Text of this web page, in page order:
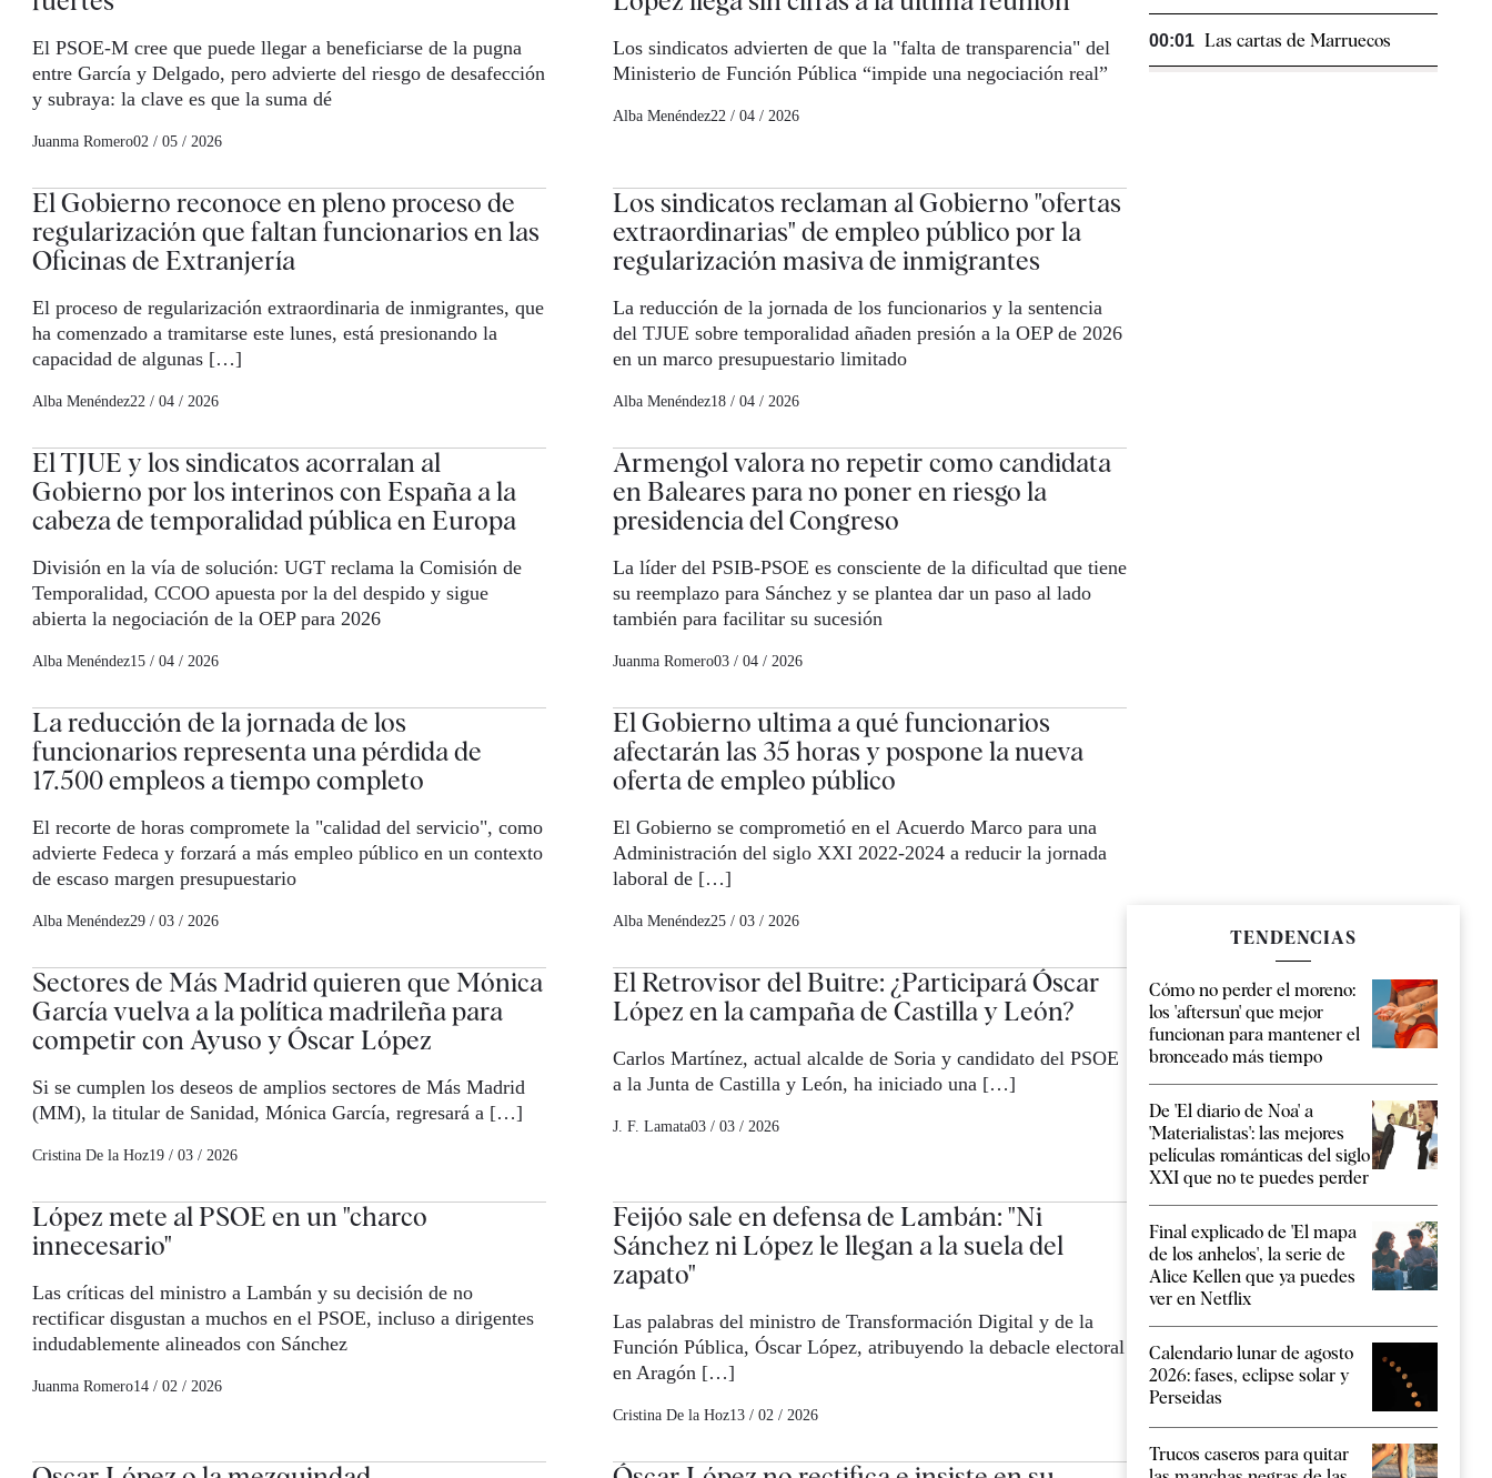
El PSOE-M cree que puede llegar a beneficiarse de la pugna
entre García y Delgado, pero advierte del riesgo de desafección
y subraya: la clave es que la suma dé
Juanma Romero02 / 05 / 2026
Los sindicatos advierten de que la "falta de transparencia" del
Ministerio de Función Pública “impide una negociación real”
Alba Menéndez22 / 04 / 2026
El Gobierno reconoce en pleno proceso de
regularización que faltan funcionarios en las
Oficinas de Extranjería
El proceso de regularización extraordinaria de inmigrantes, que
ha comenzado a tramitarse este lunes, está presionando la
capacidad de algunas […]
Alba Menéndez22 / 04 / 2026
Los sindicatos reclaman al Gobierno "ofertas
extraordinarias" de empleo público por la
regularización masiva de inmigrantes
La reducción de la jornada de los funcionarios y la sentencia
del TJUE sobre temporalidad añaden presión a la OEP de 2026
en un marco presupuestario limitado
Alba Menéndez18 / 04 / 2026
El TJUE y los sindicatos acorralan al
Gobierno por los interinos con España a la
cabeza de temporalidad pública en Europa
División en la vía de solución: UGT reclama la Comisión de
Temporalidad, CCOO apuesta por la del despido y sigue
abierta la negociación de la OEP para 2026
Alba Menéndez15 / 04 / 2026
Armengol valora no repetir como candidata
en Baleares para no poner en riesgo la
presidencia del Congreso
La líder del PSIB-PSOE es consciente de la dificultad que tiene
su reemplazo para Sánchez y se plantea dar un paso al lado
también para facilitar su sucesión
Juanma Romero03 / 04 / 2026
La reducción de la jornada de los
funcionarios representa una pérdida de
17.500 empleos a tiempo completo
El recorte de horas compromete la "calidad del servicio", como
advierte Fedeca y forzará a más empleo público en un contexto
de escaso margen presupuestario
Alba Menéndez29 / 03 / 2026
El Gobierno ultima a qué funcionarios
afectarán las 35 horas y pospone la nueva
oferta de empleo público
El Gobierno se comprometió en el Acuerdo Marco para una
Administración del siglo XXI 2022-2024 a reducir la jornada
laboral de […]
Alba Menéndez25 / 03 / 2026
Sectores de Más Madrid quieren que Mónica
García vuelva a la política madrileña para
competir con Ayuso y Óscar López
Si se cumplen los deseos de amplios sectores de Más Madrid
(MM), la titular de Sanidad, Mónica García, regresará a […]
Cristina De la Hoz19 / 03 / 2026
El Retrovisor del Buitre: ¿Participará Óscar
López en la campaña de Castilla y León?
Carlos Martínez, actual alcalde de Soria y candidato del PSOE
a la Junta de Castilla y León, ha iniciado una […]
J. F. Lamata03 / 03 / 2026
López mete al PSOE en un "charco
innecesario"
Las críticas del ministro a Lambán y su decisión de no
rectificar disgustan a muchos en el PSOE, incluso a dirigentes
indudablemente alineados con Sánchez
Juanma Romero14 / 02 / 2026
Feijóo sale en defensa de Lambán: "Ni
Sánchez ni López le llegan a la suela del
zapato"
Las palabras del ministro de Transformación Digital y de la
Función Pública, Óscar López, atribuyendo la debacle electoral
en Aragón […]
Cristina De la Hoz13 / 02 / 2026
00:01 Las cartas de Marruecos
TENDENCIAS
Cómo no perder el moreno:
los 'aftersun' que mejor
funcionan para mantener el
bronceado más tiempo
De 'El diario de Noa' a
'Materialistas': las mejores
películas románticas del siglo
XXI que no te puedes perder
Final explicado de 'El mapa
de los anhelos', la serie de
Alice Kellen que ya puedes
ver en Netflix
Calendario lunar de agosto
2026: fases, eclipse solar y
Perseidas
Trucos caseros para quitar